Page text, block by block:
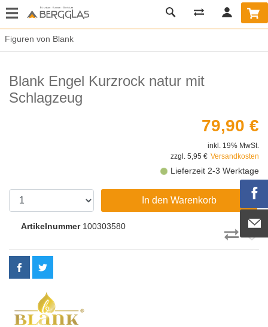
Figuren von Blank
Blank Engel Kurzrock natur mit
Schlagzeug
79,90 €
inkl. 19% MwSt.
zzgl. 5,95 € Versandkosten
Lieferzeit 2-3 Werktage
In den Warenkorb
Artikelnummer100303580